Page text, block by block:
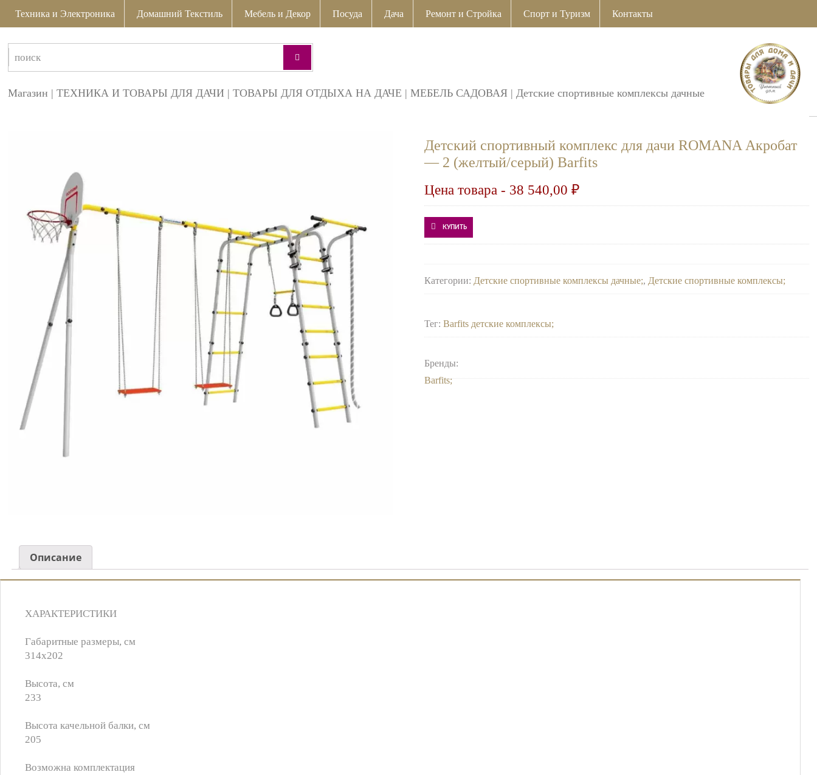
Техника и Электроника Домашний Текстиль Мебель и Декор Посуда Дача Ремонт и Стройка Спорт и Туризм Контакты
Магазин |ТЕХНИКА И ТОВАРЫ ДЛЯ ДАЧИ |ТОВАРЫ ДЛЯ ОТДЫХА НА ДАЧЕ |МЕБЕЛЬ САДОВАЯ |Детские спортивные комплексы дачные
Детский спортивный комплекс для дачи ROMANA Акробат
— 2 (желтый/серый) Barfits
Цена товара - 38 540,00₽
КУПИТЬ
Категории: Детские спортивные комплексы дачные , Детские спортивные комплексы
Тег:Barfits детские комплексы
Бренды:
Barfits
Описание
ХАРАКТЕРИСТИКИ
Габаритные размеры, см
314х202
Высота, см
233
Высота качельной балки, см
205
Возможна комплектация